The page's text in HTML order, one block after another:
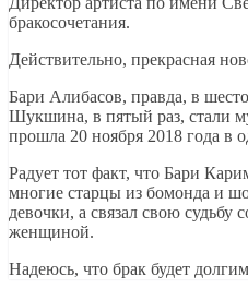
бракосочетания.
Действительно, прекрасная
Бари Алибасов, правда, в
Шукшина, в пятый раз, стали
прошла 20 ноября 2018 года в
Радует тот факт, что Бари
многие старцы из бомонда и
девочки, а связал свою судьбу
женщиной.
Надеюсь, что брак будет